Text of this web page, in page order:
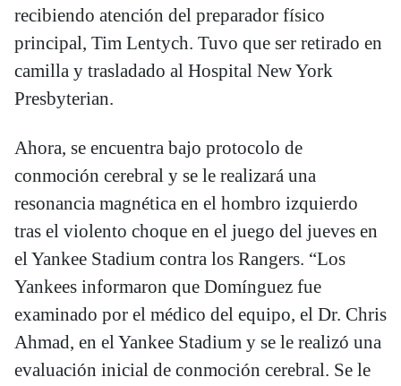
recibiendo atención del preparador físico
principal, Tim Lentych. Tuvo que ser retirado en
camilla y trasladado al Hospital New York
Presbyterian.
Ahora, se encuentra bajo protocolo de
conmoción cerebral y se le realizará una
resonancia magnética en el hombro izquierdo
tras el violento choque en el juego del jueves en
el Yankee Stadium contra los Rangers. “Los
Yankees informaron que Domínguez fue
examinado por el médico del equipo, el Dr. Chris
Ahmad, en el Yankee Stadium y se le realizó una
evaluación inicial de conmoción cerebral. Se le